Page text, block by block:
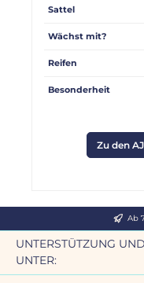
Sattel
Wächst mit?
Reifen
Besonderheit
Zu den
Ab
UNTERSTÜTZUNG
UNTER: